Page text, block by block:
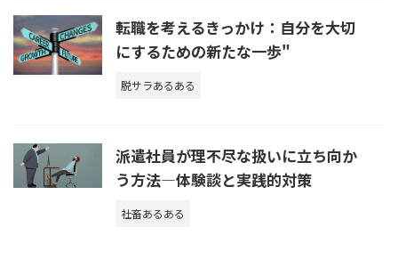
転職を考えるきっかけ：自分を大切
にするための新たな一歩"
脱サラあるある
派遣社員が理不尽な扱いに立ち向か
う方法—体験談と実践的対策
社畜あるある